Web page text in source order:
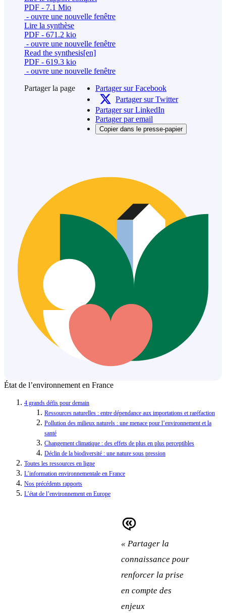
PDF - 7.1 Mio
- ouvre une nouvelle fenêtre
Lire la synthèse
PDF - 671.2 kio
- ouvre une nouvelle fenêtre
Read the synthesis[en]
PDF - 619.3 kio
- ouvre une nouvelle fenêtre
Partager la page
Partager sur Facebook
Partager sur Twitter
Partager sur LinkedIn
Partager par email
Copier dans le presse-papier
État de l’environnement en France
4 grands défis pour demain
Ressources naturelles : entre dépendance aux importations et raréfaction
Pollution des milieux naturels : une menace pour l’environnement et la
santé
Changement climatique : des effets de plus en plus perceptibles
Déclin de la biodiversité : une nature sous pression
Toutes les ressources en ligne
L’information environnementale en France
Nos précédents rapports
L’état de l’environnement en Europe
« Partager la
connaissance pour
renforcer la prise
en compte des
enjeux